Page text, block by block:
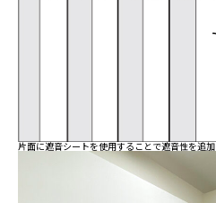
片面に遮音シートを使用することで遮音性を追加